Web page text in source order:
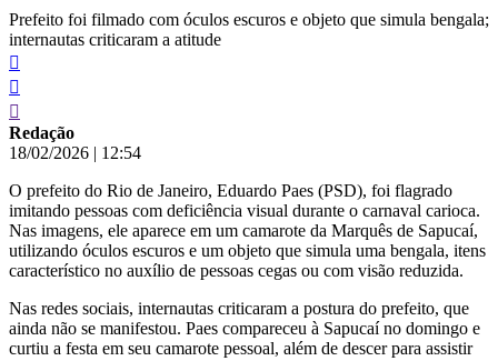
Prefeito foi filmado com óculos escuros e objeto que simula bengala;
internautas criticaram a atitude
Redação
18/02/2026 | 12:54
O prefeito do Rio de Janeiro, Eduardo Paes (PSD), foi flagrado
imitando pessoas com deficiência visual durante o carnaval carioca.
Nas imagens, ele aparece em um camarote da Marquês de Sapucaí,
utilizando óculos escuros e um objeto que simula uma bengala, itens
característico no auxílio de pessoas cegas ou com visão reduzida.
Nas redes sociais, internautas criticaram a postura do prefeito, que
ainda não se manifestou. Paes compareceu à Sapucaí no domingo e
curtiu a festa em seu camarote pessoal, além de descer para assistir